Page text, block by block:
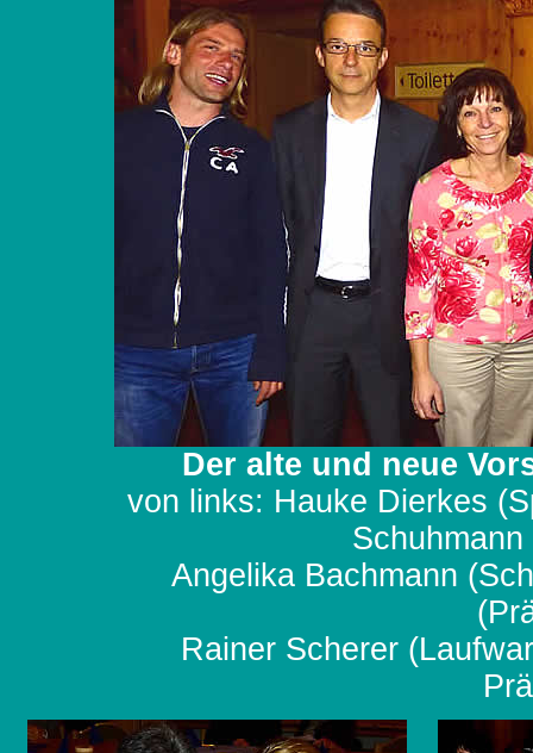
Der alte und neue
von links: Hauke Dierkes
Angelika Bachmann
Rainer Scherer